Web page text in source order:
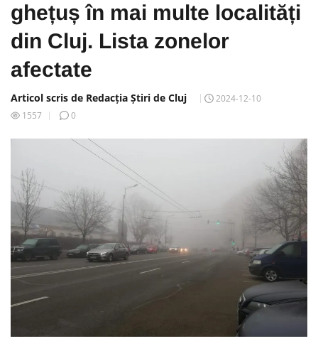
ghețuș în mai multe localități
din Cluj. Lista zonelor
afectate
Articol scris de Redacția Știri de Cluj
2024-12-10
1557
0